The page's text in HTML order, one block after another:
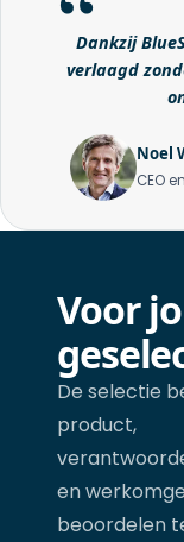
Dankzij
verlaagd
Noel
CEO
Voor
De selectie
product,
en
beoordelen